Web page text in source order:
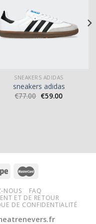
SNEAKERS ADIDAS
sneakers adidas
€77.00 €59.00
NOUS
FAQ
ET DE RETOUR
DE CONFIDENTIALITÉ